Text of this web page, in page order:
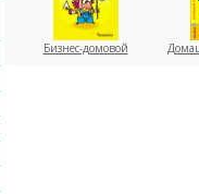
Бизнес-домовой